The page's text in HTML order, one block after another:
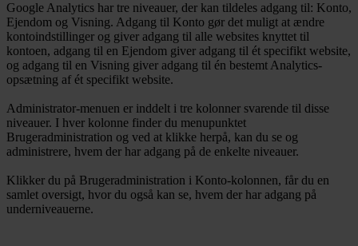
Google Analytics har tre niveauer, der kan tildeles adgang til: Konto,
Ejendom og Visning. Adgang til Konto gør det muligt at ændre
kontoindstillinger og giver adgang til alle websites knyttet til
kontoen, adgang til en Ejendom giver adgang til ét specifikt website,
og adgang til en Visning giver adgang til én bestemt Analytics-
opsætning af ét specifikt website.
Administrator-menuen er inddelt i tre kolonner svarende til disse
niveauer. I hver kolonne finder du menupunktet
Brugeradministration og ved at klikke herpå, kan du se og
administrere, hvem der har adgang på de enkelte niveauer.
Klikker du på Brugeradministration i Konto-kolonnen, får du en
samlet oversigt, hvor du også kan se, hvem der har adgang på
underniveauerne.